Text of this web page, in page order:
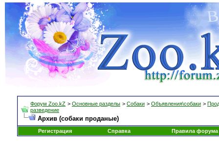
Форум Zoo.kZ > Основные разделы > Собаки > Объявления\собаки >
разведение
Архив (собаки проданые)
Регистрация Справка Правила форума